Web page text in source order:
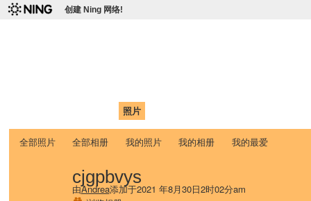
创建 Ning 网络!
照片
全部照片 全部相册 我的照片 我的相册 我的最爱
cjgpbvys
由Andrea添加于2021 年8月30日2时02分am